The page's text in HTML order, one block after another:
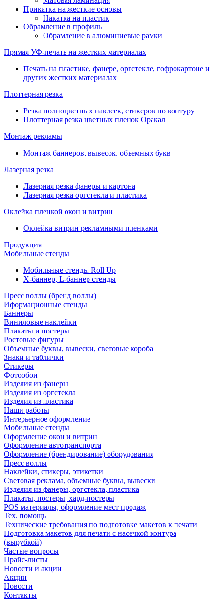
Прикатка на жесткие основы
Накатка на пластик
Обрамление в профиль
Обрамление в алюминиевые рамки
Прямая УФ-печать на жестких материалах
Печать на пластике, фанере, оргстекле, гофрокартоне и
других жестких материалах
Плоттерная резка
Резка полноцветных наклеек, стикеров по контуру
Плоттерная резка цветных пленок Оракал
Монтаж рекламы
Монтаж баннеров, вывесок, объемных букв
Лазерная резка
Лазерная резка фанеры и картона
Лазерная резка оргстекла и пластика
Оклейка пленкой окон и витрин
Оклейка витрин рекламными пленками
Продукция
Мобильные стенды
Мобильные стенды Roll Up
Х-баннер, L-баннер стенды
Пресс воллы (бренд воллы)
Иформационные стенды
Баннеры
Виниловые наклейки
Плакаты и постеры
Ростовые фигуры
Объемные буквы, вывески, световые короба
Знаки и таблички
Стикеры
Фотообои
Изделия из фанеры
Изделия из оргстекла
Изделия из пластика
Наши работы
Интерьерное оформление
Мобильные стенды
Оформление окон и витрин
Оформление автотранспорта
Оформление (брендирование) оборудования
Пресс воллы
Наклейки, стикеры, этикетки
Световая реклама, объемные буквы, вывески
Изделия из фанеры, оргстекла, пластика
Плакаты, постеры, хард-постеры
POS материалы, оформление мест продаж
Тех. помощь
Технические требования по подготовке макетов к печати
Подготовка макетов для печати с насечкой контура
(вырубкой)
Частые вопросы
Прайс-листы
Новости и акции
Акции
Новости
Контакты